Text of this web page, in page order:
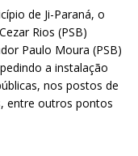
de Ji-Paraná, o
Rios (PSB)
Paulo Moura (PSB)
a instalação
nos postos de
entre outros pontos